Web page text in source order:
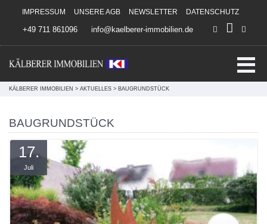
Direkt zum Inhalt springen
IMPRESSUM UNSERE AGB NEWSLETTER DATENSCHUTZ
+49 711 861096 info@kaelberer-immobilien.de
KÄLBERER IMMOBILIEN > AKTUELLES > BAUGRUNDSTÜCK
BAUGRUNDSTÜCK
17.
Juli